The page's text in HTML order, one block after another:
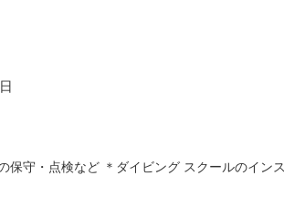
守・点検など ＊ダイビング スクールのイン